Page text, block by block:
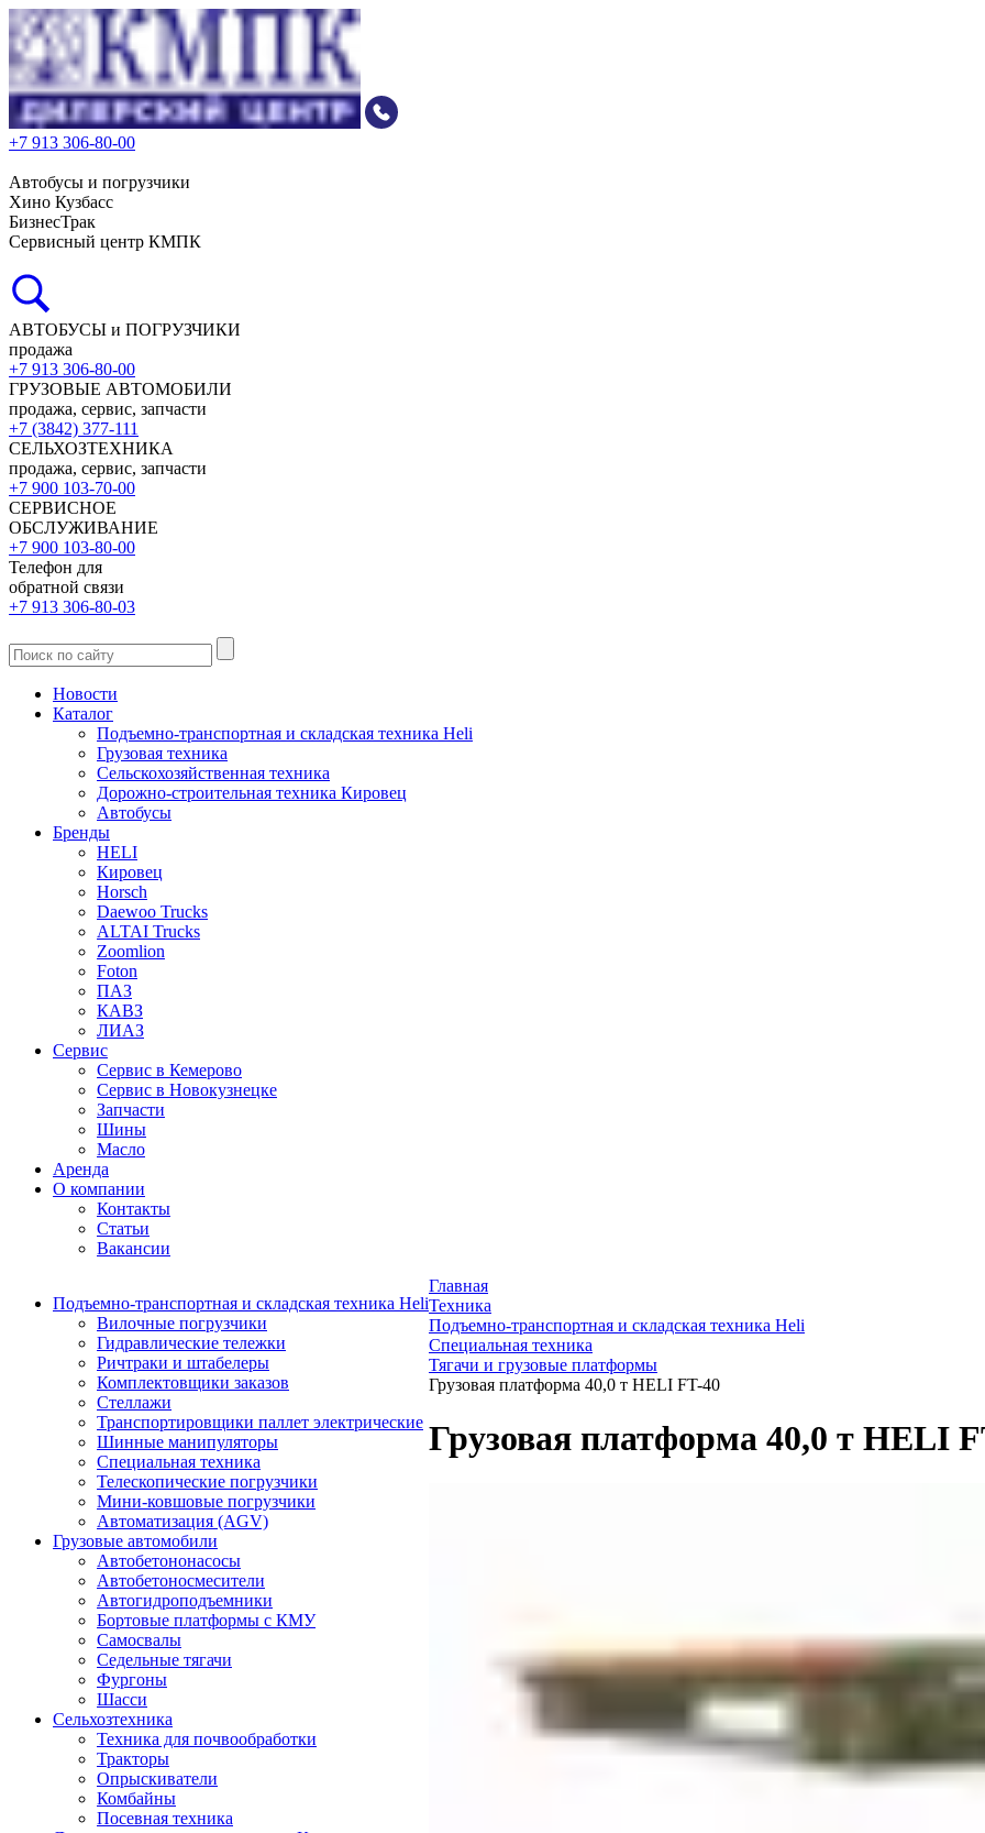
+7 913 306-80-00
Автобусы и погрузчики
Хино Кузбасс
БизнесТрак
Сервисный центр КМПК
АВТОБУСЫ и ПОГРУЗЧИКИ
продажа
+7 913 306-80-00
ГРУЗОВЫЕ АВТОМОБИЛИ
продажа, сервис, запчасти
+7 (3842) 377-111
СЕЛЬХОЗТЕХНИКА
продажа, сервис, запчасти
+7 900 103-70-00
СЕРВИСНОЕ
ОБСЛУЖИВАНИЕ
+7 900 103-80-00
Телефон для
обратной связи
+7 913 306-80-03
Новости
Каталог
Подъемно-транспортная и складская техника Heli
Грузовая техника
Сельскохозяйственная техника
Дорожно-строительная техника Кировец
Автобусы
Бренды
HELI
Кировец
Horsch
Daewoo Trucks
ALTAI Trucks
Zoomlion
Foton
ПАЗ
КАВЗ
ЛИАЗ
Сервис
Сервис в Кемерово
Сервис в Новокузнецке
Запчасти
Шины
Масло
Аренда
О компании
Контакты
Статьи
Вакансии
Подъемно-транспортная и складская техника Heli
Вилочные погрузчики
Гидравлические тележки
Ричтраки и штабелеры
Комплектовщики заказов
Стеллажи
Транспортировщики паллет электрические
Шинные манипуляторы
Специальная техника
Телескопические погрузчики
Мини-ковшовые погрузчики
Автоматизация (AGV)
Грузовые автомобили
Автобетононасосы
Автобетоносмесители
Автогидроподъемники
Бортовые платформы с КМУ
Самосвалы
Седельные тягачи
Фургоны
Шасси
Сельхозтехника
Техника для почвообработки
Тракторы
Опрыскиватели
Комбайны
Посевная техника
Главная
Техника
Подъемно-транспортная и складская техника Heli
Специальная техника
Тягачи и грузовые платформы
Грузовая платформа 40,0 т HELI FT-40
Грузовая платформа 40,0 т HELI